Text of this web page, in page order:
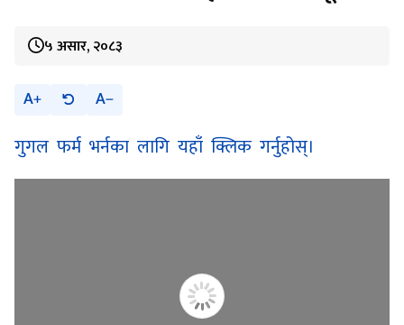
समितिको दरखास्त आह्वान सम्बन्धी सूचना।